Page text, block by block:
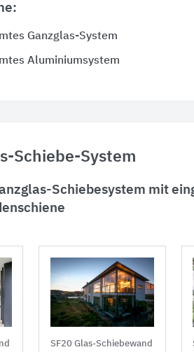
Ganzglas-System
Aluminiumsystem
Schiebe-System
Schiebesystem mit
SF20 Glas-Schiebewand